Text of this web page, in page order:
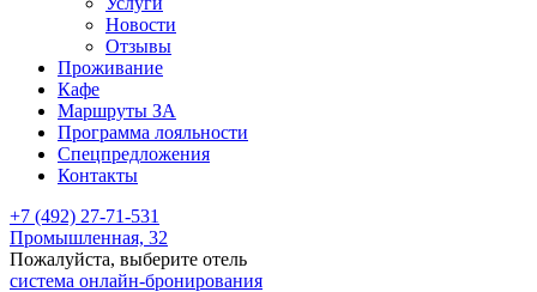
Новости
Отзывы
Проживание
Кафе
Маршруты ЗА
Программа лояльности
Спецпредложения
Контакты
+7 (492) 27-71-531
Промышленная, 32
Пожалуйста, выберите отель
система онлайн-бронирования